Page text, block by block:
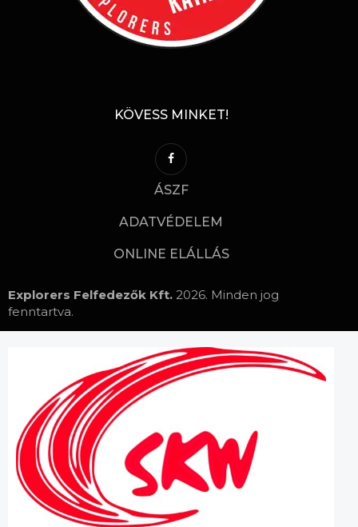
KÖVESS MINKET!
ÁSZF
ADATVÉDELEM
ONLINE ELÁLLÁS
Explorers Felfedezők Kft. 2026. Minden jog
fenntartva.